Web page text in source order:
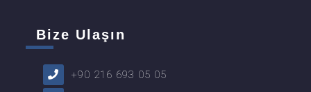
Bize Ulaşın
+90 216 693 05 05